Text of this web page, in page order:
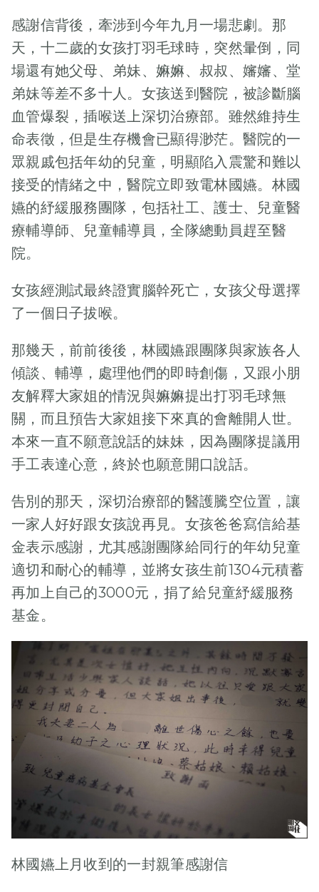
感謝信背後，牽涉到今年九月一場悲劇。那
天，十二歲的女孩打羽毛球時，突然暈倒，同
場還有她父母、弟妹、嫲嫲、叔叔、嬸嬸、堂
弟妹等差不多十人。女孩送到醫院，被診斷腦
血管爆裂，插喉送上深切治療部。雖然維持生
命表徵，但是生存機會已顯得渺茫。醫院的一
眾親戚包括年幼的兒童，明顯陷入震驚和難以
接受的情緒之中，醫院立即致電林國嬿。林國
嬿的紓緩服務團隊，包括社工、護士、兒童醫
療輔導師、兒童輔導員，全隊總動員趕至醫
院。
女孩經測試最終證實腦幹死亡，女孩父母選擇
了一個日子拔喉。
那幾天，前前後後，林國嬿跟團隊與家族各人
傾談、輔導，處理他們的即時創傷，又跟小朋
友解釋大家姐的情況與嫲嫲提出打羽毛球無
關，而且預告大家姐接下來真的會離開人世。
本來一直不願意說話的妹妹，因為團隊提議用
手工表達心意，終於也願意開口說話。
告別的那天，深切治療部的醫護騰空位置，讓
一家人好好跟女孩說再見。女孩爸爸寫信給基
金表示感謝，尤其感謝團隊給同行的年幼兒童
適切和耐心的輔導，並將女孩生前1304元積蓄
再加上自己的3000元，捐了給兒童紓緩服務
基金。
林國嬿上月收到的一封親筆感謝信
新聞稿
【兒童紓緩
治療之二｜
梓培媽媽】
梓培媽媽如
何面對兒子
生命倒數：
珍惜每一天
CPCF
Nov 30,
2024
6 Min Read
正，今天梓培媽
媽不是被骨刺刺
痛醒來，而是被
鬧鐘叫醒。她的
手還是帶點麻痺
感。她悄悄地起
生怕弄醒還在睡
夢中的兒子、女
兒和丈夫。匆匆
梳洗，把握時
間，先到廚房烚
一隻蛋給自己，
再打一隻蛋加入
煉奶，在滾水上
加個蒸架，蒸給
兒子吃。她以前
總是烚兩隻蛋
年，梓培吞嚥愈